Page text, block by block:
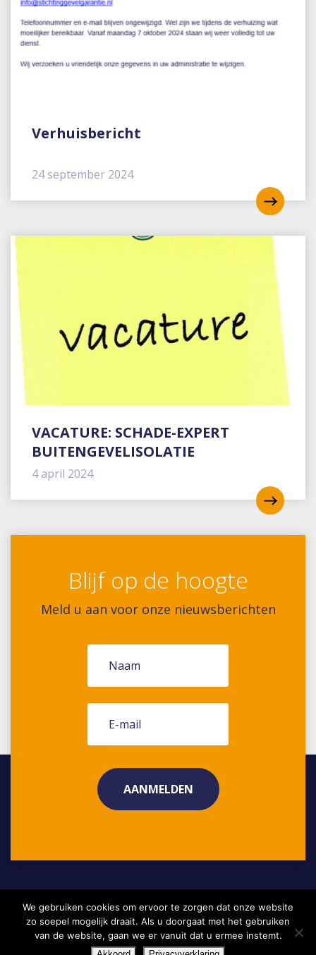
Verhuisbericht
24 september 2024
VACATURE: SCHADE-EXPERT
BUITENGEVELISOLATIE
4 april 2024
Blijf op de hoogte
Meld u aan voor onze nieuwsberichten
Copyright 2026 •Disclaimer Project aanleveren?
Privacyverklaring
We gebruiken cookies om ervoor te zorgen dat onze website
zo soepel mogelijk draait. Als u doorgaat met het gebruiken
van de website, gaan we er vanuit dat u ermee instemt.